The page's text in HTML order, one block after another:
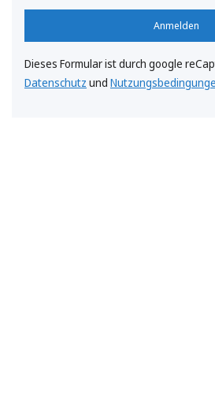
Anmelden
Dieses Formular ist durch google
Datenschutz und